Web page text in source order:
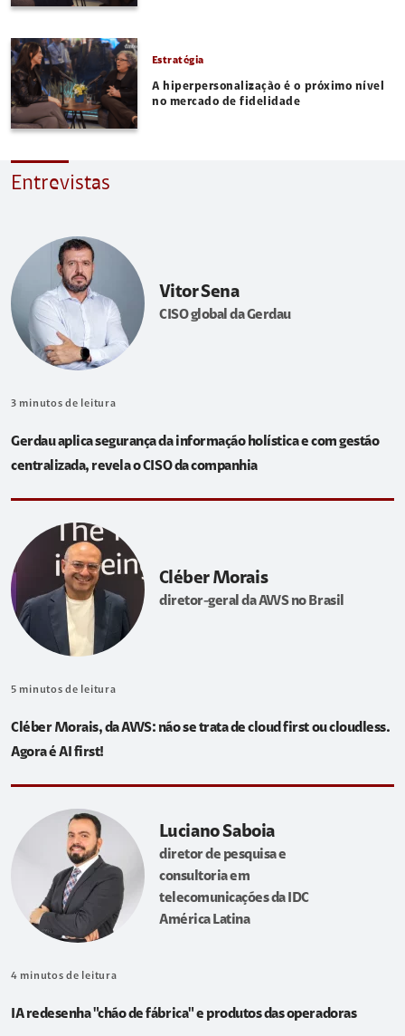
Estratégia
A hiperpersonalização é o próximo nível
no mercado de fidelidade
Entrevistas
Vitor Sena
CISO global da Gerdau
3 minutos de leitura
Gerdau aplica segurança da informação holística e com gestão
centralizada, revela o CISO da companhia
Cléber Morais
diretor-geral da AWS no Brasil
5 minutos de leitura
Cléber Morais, da AWS: não se trata de cloud first ou cloudless.
Agora é AI first!
Luciano Saboia
diretor de pesquisa e
consultoria em
telecomunicações da IDC
América Latina
4 minutos de leitura
IA redesenha "chão de fábrica" e produtos das operadoras